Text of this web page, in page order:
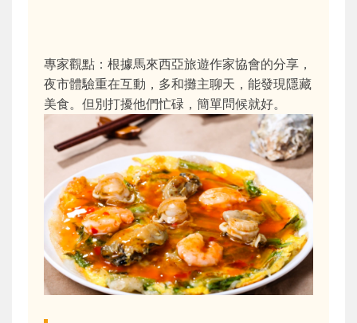
專家觀點：根據馬來西亞旅遊作家協會的分享，
夜市體驗重在互動，多和攤主聊天，能發現隱藏
美食。但別打擾他們忙碌，簡單問候就好。